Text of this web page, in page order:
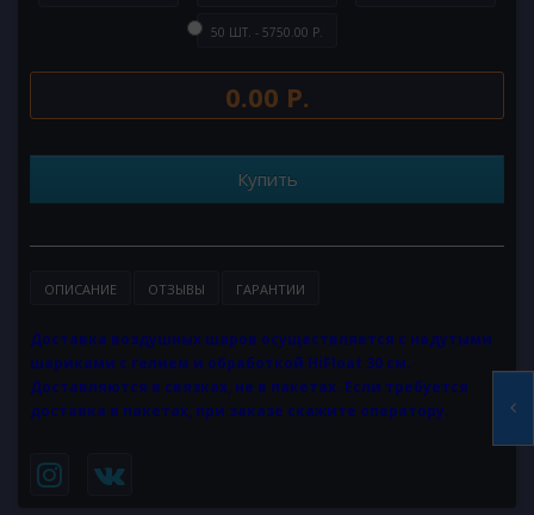
50 ШТ. - 5750.00 Р.
0.00 Р.
Купить
ОПИСАНИЕ ОТЗЫВЫ ГАРАНТИИ
Доставка воздушных шаров осуществляется с надутыми
шариками с гелием и обработкой HiFloat 30 см.
Доставляются в связках, не в пакетах. Если требуется
доставка в пакетах, при заказе скажите оператору.